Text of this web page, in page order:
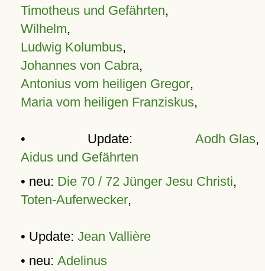
Timotheus und Gefährten,
Wilhelm,
Ludwig Kolumbus,
Johannes von Cabra,
Antonius vom heiligen Gregor,
Maria vom heiligen Franziskus,
• Update: Aodh Glas,
Aidus und Gefährten
• neu: Die 70 / 72 Jünger Jesu Christi,
Toten-Auferwecker,
• Update: Jean Vallière
• neu: Adelinus